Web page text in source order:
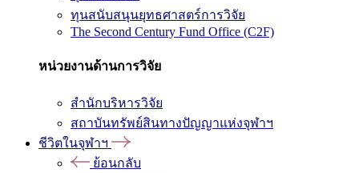
ทุนสนับสนุนยุทธศาสตร์การวิจัย
The Second Century Fund Office (C2F)
หน่วยงานด้านการวิจัย
สำนักบริหารวิจัย
สถาบันทรัพย์สินทางปัญญาแห่งจุฬาฯ
ชีวิตในจุฬาฯ
ย้อนกลับ